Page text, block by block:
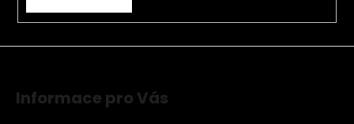
ý
p
Informace pro Vás